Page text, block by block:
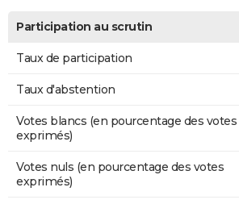
Participation au scrutin
Taux de participation
Taux d'abstention
Votes blancs (en pourcentage des votes
exprimés)
Votes nuls (en pourcentage des votes
exprimés)